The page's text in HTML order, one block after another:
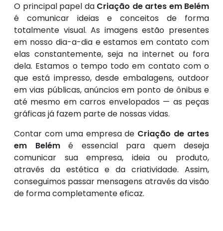
O principal papel da Criação de artes em Belém
é comunicar ideias e conceitos de forma
totalmente visual. As imagens estão presentes
em nosso dia-a-dia e estamos em contato com
elas constantemente, seja na internet ou fora
dela. Estamos o tempo todo em contato com o
que está impresso, desde embalagens, outdoor
em vias públicas, anúncios em ponto de ônibus e
até mesmo em carros envelopados — as peças
gráficas já fazem parte de nossas vidas.
Contar com uma empresa de Criação de artes
em Belémé essencial para quem deseja
comunicar sua empresa, ideia ou produto,
através da estética e da criatividade. Assim,
conseguimos passar mensagens através da visão
de forma completamente eficaz.